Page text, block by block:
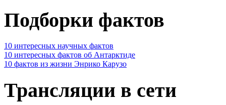
Подборки фактов
10 интересных научных фактов
10 интересных фактов об Антарктиде
10 фактов из жизни Энрико Карузо
Трансляции в сети